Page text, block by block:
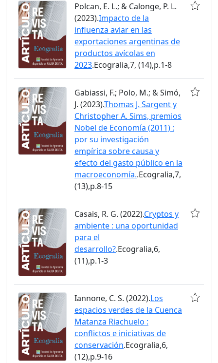
Polcan, E. L.; & Calonge, P. L.
(2023).Impacto de la
influenza aviar en las
exportaciones argentinas de
productos avícolas en
2023.Ecogralia,7, (14),p.1-8
Gabiassi, F.; Polo, M.; & Simó,
J. (2023).Thomas J. Sargent y
Christopher A. Sims, premios
Nobel de Economía (2011) :
por su investigación
empírica sobre causa y
efecto del gasto público en la
macroeconomía..Ecogralia,7,
(13),p.8-15
Casais, R. G. (2022).Cryptos y
ambiente : una oportunidad
para el
desarrollo?.Ecogralia,6,
(11),p.1-3
Iannone, C. S. (2022).Los
espacios verdes de la Cuenca
Matanza Riachuelo :
conflictos e iniciativas de
conservación.Ecogralia,6,
(12),p.9-16